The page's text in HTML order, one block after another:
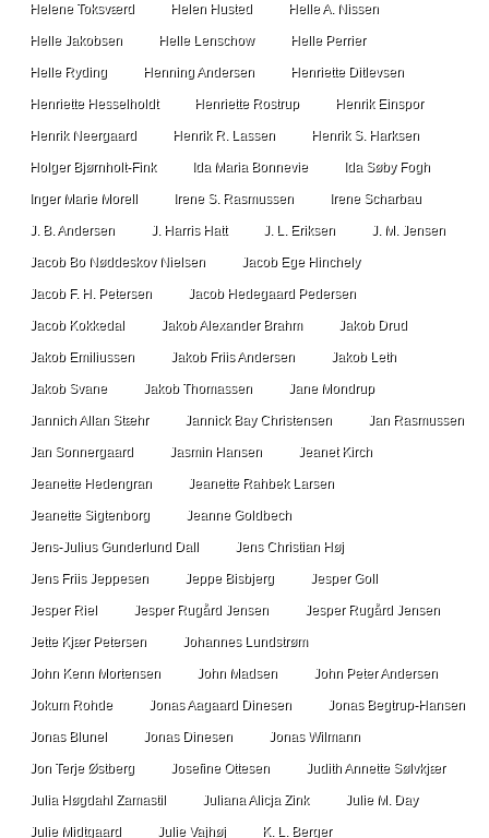
Helene Toksværd Helen Husted Helle A. Nissen
Helle Jakobsen Helle Lenschow Helle Perrier
Helle Ryding Henning Andersen Henriette Ditlevsen
Henriette Hesselholdt Henriette Rostrup Henrik Einspor
Henrik Neergaard Henrik R. Lassen Henrik S. Harksen
Holger Bjørnholt-Fink Ida Maria Bonnevie Ida Søby Fogh
Inger Marie Morell Irene S. Rasmussen Irene Scharbau
J. B. Andersen J. Harris Hatt J. L. Eriksen J. M. Jensen
Jacob Bo Nøddeskov Nielsen Jacob Ege Hinchely
Jacob F. H. Petersen Jacob Hedegaard Pedersen
Jacob Kokkedal Jakob Alexander Brahm Jakob Drud
Jakob Emiliussen Jakob Friis Andersen Jakob Leth
Jakob Svane Jakob Thomassen Jane Mondrup
Jannich Allan Stæhr Jannick Bay Christensen Jan Rasmussen
Jan Sonnergaard Jasmin Hansen Jeanet Kirch
Jeanette Hedengran Jeanette Rahbek Larsen
Jeanette Sigtenborg Jeanne Goldbech
Jens-Julius Gunderlund Dall Jens Christian Høj
Jens Friis Jeppesen Jeppe Bisbjerg Jesper Goll
Jesper Riel Jesper Rugård Jensen Jesper Rugård Jensen
Jette Kjær Petersen Johannes Lundstrøm
John Kenn Mortensen John Madsen John Peter Andersen
Jokum Rohde Jonas Aagaard Dinesen Jonas Begtrup-Hansen
Jonas Blunel Jonas Dinesen Jonas Wilmann
Jon Terje Østberg Josefine Ottesen Judith Annette Sølvkjær
Julia Høgdahl Zamastil Juliana Alicja Zink Julie M. Day
Julie Midtgaard Julie Vajhøj K. L. Berger